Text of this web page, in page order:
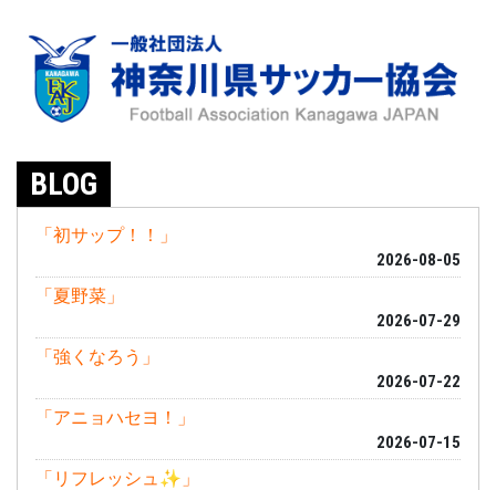
BLOG
「初サップ！！」
2026-08-05
「夏野菜」
2026-07-29
「強くなろう」
2026-07-22
「アニョハセヨ！」
2026-07-15
「リフレッシュ✨」